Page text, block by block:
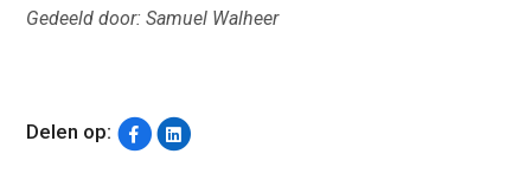
Gedeeld door: Samuel Walheer
Delen op: